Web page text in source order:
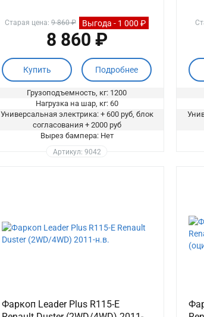
Старая цена: 9 860 ₽ Выгода - 1 000 ₽
8 860 ₽
Купить Подробнее
Грузоподъемность, кг: 1200
Нагрузка на шар, кг: 60
Универсальная электрика: + 600 руб, блок
согласования + 2000 руб
Вырез бампера: Нет
Артикул: 9042
Фаркоп Leader Plus R115-E